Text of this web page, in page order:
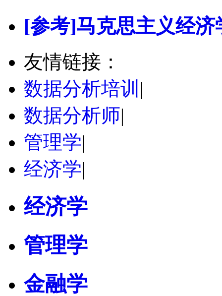
[参考]马克思主义经济
友情链接：
数据分析培训 |
数据分析师|
管理学|
经济学|
经济学
管理学
金融学